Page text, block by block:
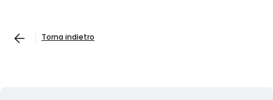
Torna indietro